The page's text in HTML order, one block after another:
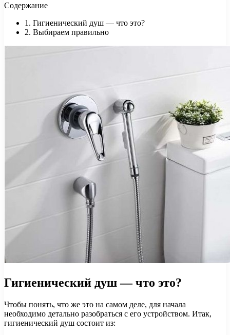
Содержание
1. Гигиенический душ — что это?
2. Выбираем правильно
Гигиенический душ — что это?
Чтобы понять, что же это на самом деле, для начала
необходимо детально разобраться с его устройством. Итак,
гигиенический душ состоит из: